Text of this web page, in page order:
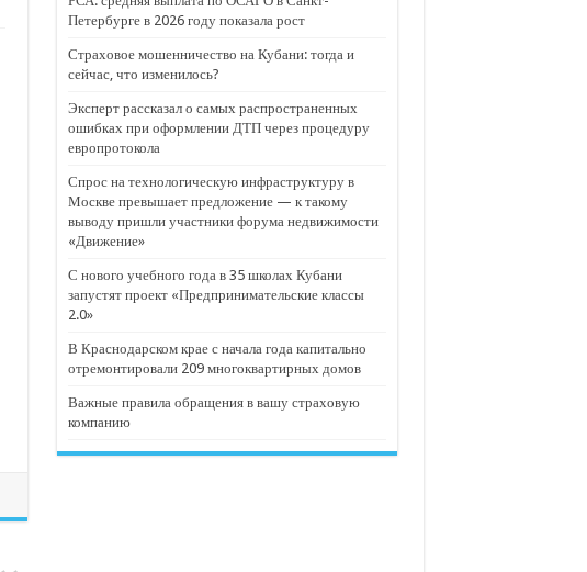
Петербурге в 2026 году показала рост
Страховое мошенничество на Кубани: тогда и
сейчас, что изменилось?
Эксперт рассказал о самых распространенных
ошибках при оформлении ДТП через процедуру
европротокола
Спрос на технологическую инфраструктуру в
Москве превышает предложение — к такому
выводу пришли участники форума недвижимости
«Движение»
С нового учебного года в 35 школах Кубани
запустят проект «Предпринимательские классы
2.0»
В Краснодарском крае с начала года капитально
отремонтировали 209 многоквартирных домов
Важные правила обращения в вашу страховую
компанию